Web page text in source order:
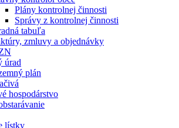
Plány kontrolnej činnosti
Správy z kontrolnej činnosti
tabuľa
zmluvy a objednávky
úrad
plán
hospodárstvo
lístky